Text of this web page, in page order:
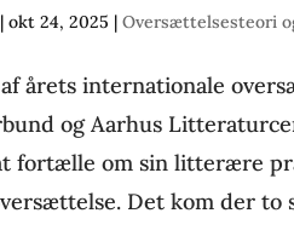
|okt 24, 2025 |Oversættelsesteori
årets internationale
og Aarhus
fortælle om sin litterære
Det kom der to